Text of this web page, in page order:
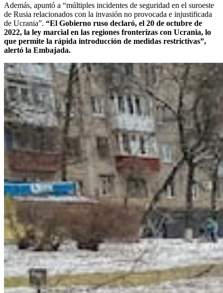
Además, apuntó a “múltiples incidentes de seguridad en el suroeste
de Rusia relacionados con la invasión no provocada e injustificada
de Ucrania”. “El Gobierno ruso declaró, el 20 de octubre de
2022, la ley marcial en las regiones fronterizas con Ucrania, lo
que permite la rápida introducción de medidas restrictivas”,
alertó la Embajada.